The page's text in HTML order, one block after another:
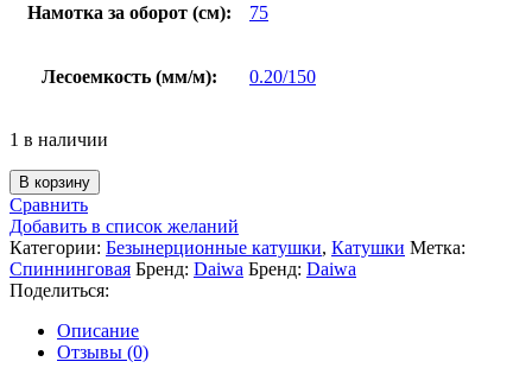
Намотка за оборот (см): 75
Лесоемкость (мм/м): 0.20/150
1 в наличии
В корзину
Сравнить
Добавить в список желаний
Категории: Безынерционные катушки, Катушки Метка:
Спиннинговая Бренд: Daiwa Бренд: Daiwa
Поделиться:
Описание
Отзывы (0)